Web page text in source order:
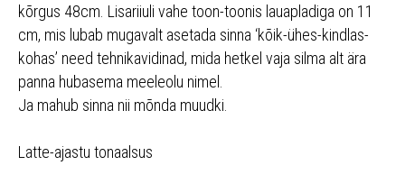
kõrgus 48cm. Lisariiuli vahe toon-toonis lauapladiga on 11
cm, mis lubab mugavalt asetada sinna ‘kõik-ühes-kindlas-
kohas’ need tehnikavidinad, mida hetkel vaja silma alt ära
panna hubasema meeleolu nimel.
Ja mahub sinna nii mõnda muudki.
Latte-ajastu tonaalsus